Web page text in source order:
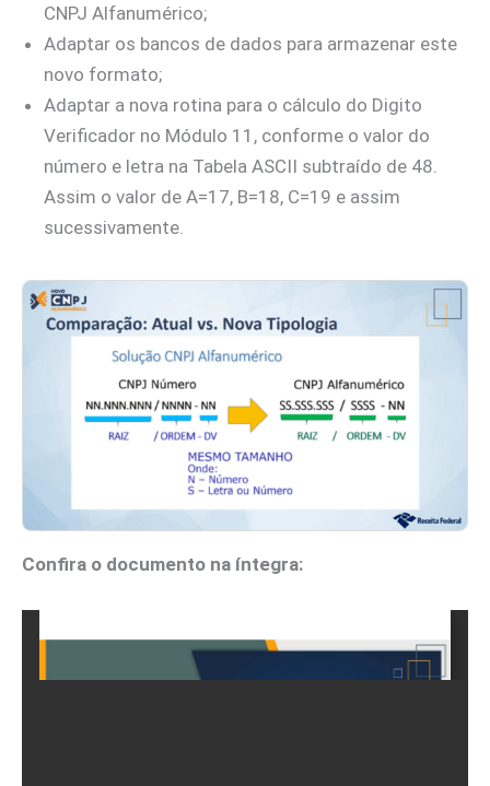
CNPJ Alfanumérico;
Adaptar os bancos de dados para armazenar este
novo formato;
Adaptar a nova rotina para o cálculo do Digito
Verificador no Módulo 11, conforme o valor do
número e letra na Tabela ASCII subtraído de 48.
Assim o valor de A=17, B=18, C=19 e assim
sucessivamente.
Confira o documento na íntegra: